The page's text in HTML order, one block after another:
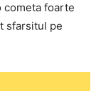
cometa foarte
sfarsitul pe